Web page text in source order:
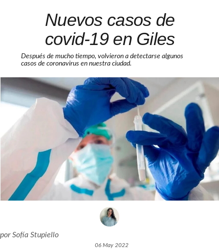
Nuevos casos de
covid-19 en Giles
Después de mucho tiempo, volvieron a detectarse algunos
casos de coronavirus en nuestra ciudad.
porSofía Stupiello
06 May 2022